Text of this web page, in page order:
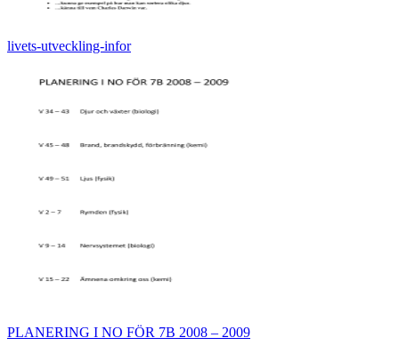
livets-utveckling-infor
PLANERING I NO FÖR 7B 2008 – 2009